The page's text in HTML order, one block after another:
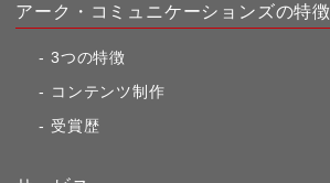
アーク・コミュニケーションズの特徴
3つの特徴
コンテンツ制作
受賞歴